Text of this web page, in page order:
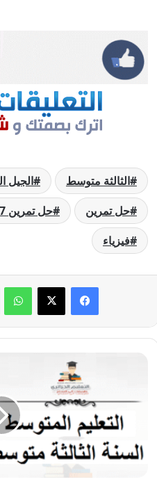
الثالثة متوسط الجيل
حل تمرين
حل تمرين 7 صفحة 70 الفيزياء
فيزياء
فيسبوك
‫X
الفيزياء
للسنة